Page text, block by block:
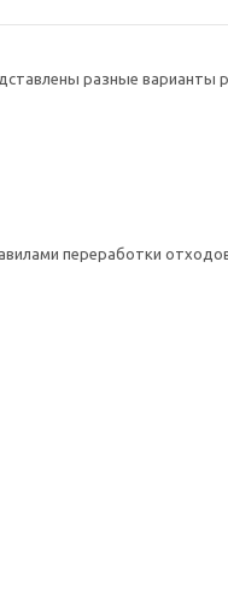
разные варианты
переработки